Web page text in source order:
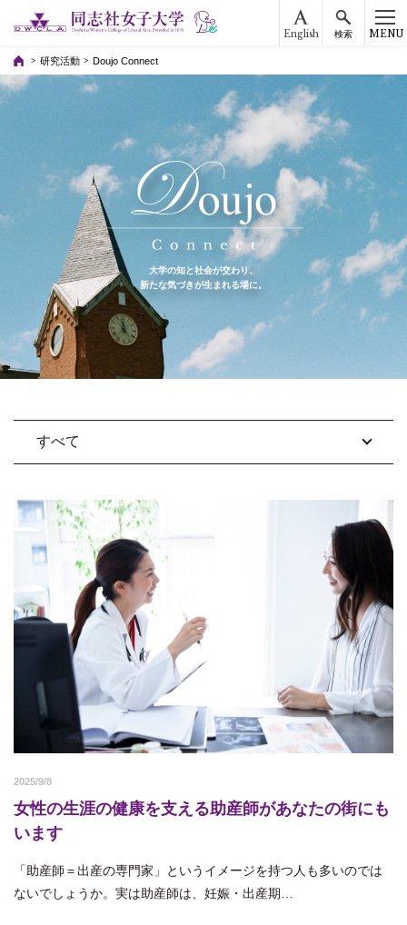
English 検索 MENU
研究活動 Doujo Connect
大学の知と社会が交わり、
新たな気づきが生まれる場に。
すべて
2025/9/8
女性の生涯の健康を支える助産師があなたの街にも
います
「助産師＝出産の専門家」というイメージを持つ人も多いのでは
ないでしょうか。実は助産師は、妊娠・出産期…